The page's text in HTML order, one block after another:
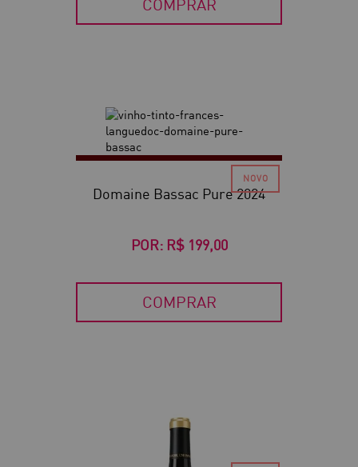
COMPRAR
Domaine Bassac Pure 2024
POR: R$ 199,00
COMPRAR